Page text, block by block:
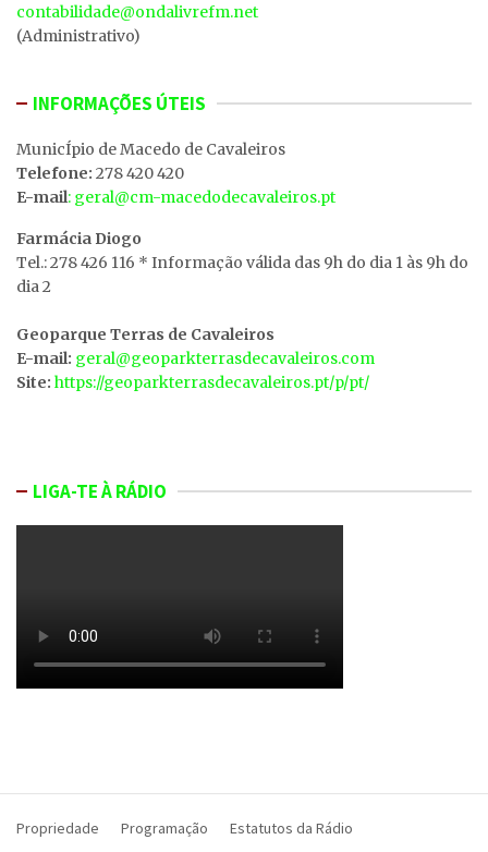
contabilidade@ondalivrefm.net
(Administrativo)
INFORMAÇÕES ÚTEIS
MunicÍpio de Macedo de Cavaleiros
Telefone: 278 420 420
E-mail: geral@cm-macedodecavaleiros.pt
Farmácia Diogo
Tel.: 278 426 116 * Informação válida das 9h do dia 1 às 9h do
dia 2
Geoparque Terras de Cavaleiros
E-mail: geral@geoparkterrasdecavaleiros.com
Site: https://geoparkterrasdecavaleiros.pt/p/pt/
LIGA-TE À RÁDIO
Propriedade Programação Estatutos da Rádio